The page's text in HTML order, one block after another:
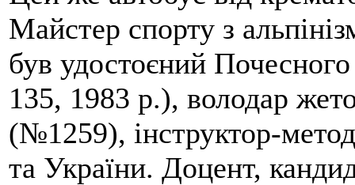
Майстер спорту з
був удостоєний
135, 1983 р.), володар
(№1259), інструктор-
та України. Доцент,